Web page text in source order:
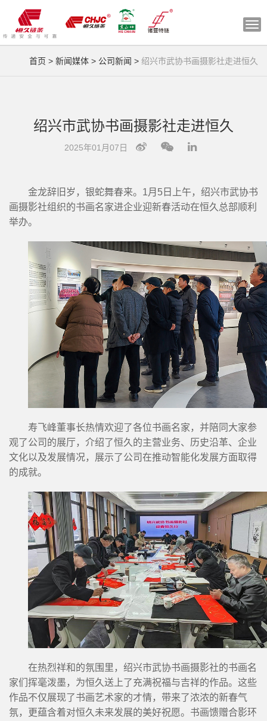
切
航
首页 > 新闻媒体 > 公司新闻 > 绍兴市武协书画摄影社走进恒久
绍兴市武协书画摄影社走进恒久
2025年01月07日
金龙辞旧岁，银蛇舞春来。1月5日上午，绍兴市武协书
画摄影社组织的书画名家进企业迎新春活动在恒久总部顺利
举办。
寿飞峰董事长热情欢迎了各位书画名家，并陪同大家参
观了公司的展厅，介绍了恒久的主营业务、历史沿革、企业
文化以及发展情况，展示了公司在推动智能化发展方面取得
的成就。
在热烈祥和的氛围里，绍兴市武协书画摄影社的书画名
家们挥毫泼墨，为恒久送上了充满祝福与吉祥的作品。这些
作品不仅展现了书画艺术家的才情，带来了浓浓的新春气
氛，更蕴含着对恒久未来发展的美好祝愿。书画馈赠合影环